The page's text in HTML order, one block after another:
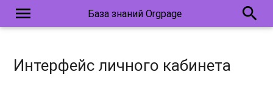
menu База знаний Orgpage search
Интерфейс личного кабинета